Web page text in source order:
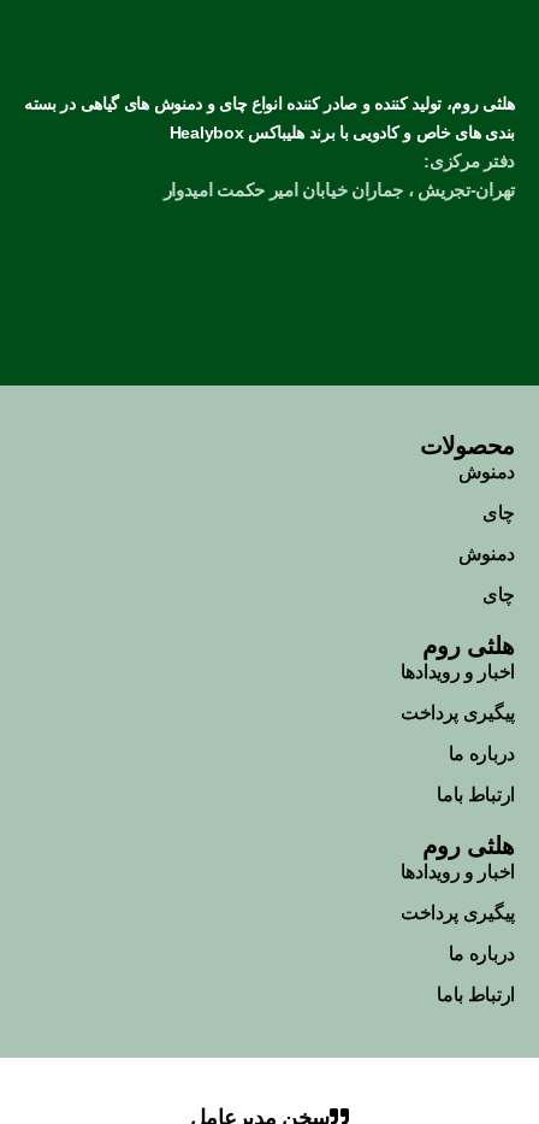
محصولات
دمنوش
چای
دمنوش
چای
هلثی روم
اخبار و رویداد‌ها
پیگیری پرداخت
درباره ما
ارتباط باما
هلثی روم
اخبار و رویداد‌ها
پیگیری پرداخت
درباره ما
ارتباط باما
سخن مدیرعامل
هلثی روم، تولید کننده و صادر کننده انواع چای و دمنوش های گیاهی در بسته
بندی های خاص و کادویی با برند هلیباکس Healybox
دفتر مرکزی:
تهران-تجریش ، جماران خیابان امیر حکمت امیدوار